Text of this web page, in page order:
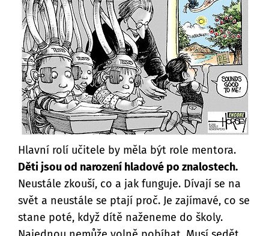
Hlavní rolí učitele by měla být role mentora.
Děti jsou od narození hladové po znalostech.
Neustále zkouší, co a jak funguje. Dívají se na
svět a neustále se ptají proč. Je zajímavé, co se
stane poté, když dítě naženeme do školy.